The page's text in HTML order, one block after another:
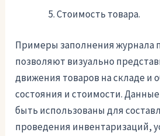
Стоимость товара.
Примеры заполнения журнала
позволяют визуально
движения товаров на складе и
состояния и стоимости.
быть использованы для
проведения инвентаризаций,